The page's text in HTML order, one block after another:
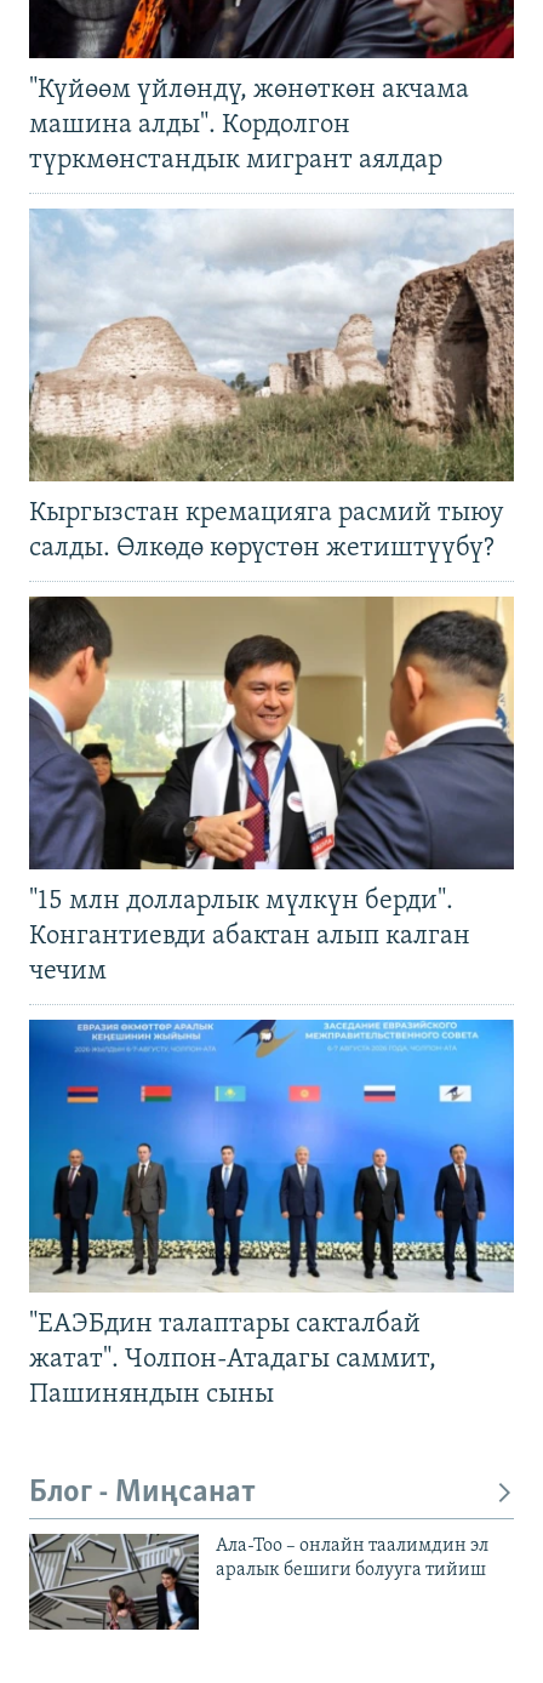
"Күйөөм үйлөндү, жөнөткөн акчама
машина алды". Кордолгон
түркмөнстандык мигрант аялдар
Кыргызстан кремацияга расмий тыюу
салды. Өлкөдө көрүстөн жетиштүүбү?
"15 млн долларлык мүлкүн берди".
Конгантиевди абактан алып калган
чечим
"ЕАЭБдин талаптары сакталбай
жатат". Чолпон-Атадагы саммит,
Пашиняндын сыны
Блог - Миңсанат
Ала-Тоо – онлайн таалимдин эл
аралык бешиги болууга тийиш